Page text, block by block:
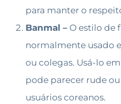
para manter o
Banmal – O estilo de
normalmente usado
ou colegas. Usá-lo
pode parecer rude
usuários coreanos.